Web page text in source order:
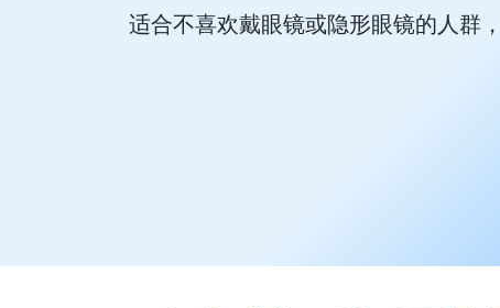
适合不喜欢戴眼镜或隐形眼镜的人群